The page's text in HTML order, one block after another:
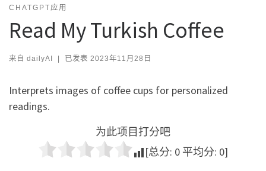
CHATGPT应用
Read My Turkish Coffee
来自 dailyAI | 已发表 2023年11月28日
Interprets images of coffee cups for personalized
readings.
为此项目打分吧
[总分: 0 平均分: 0]